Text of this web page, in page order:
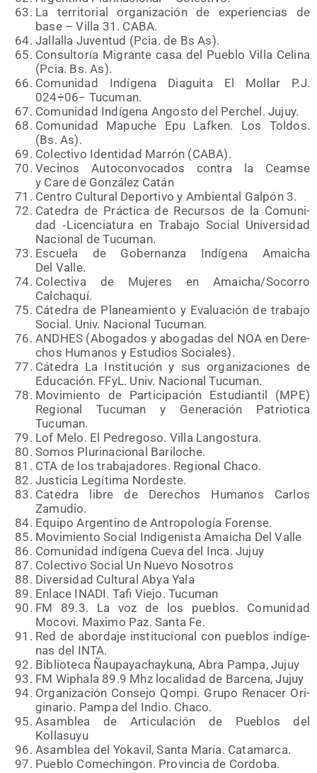
La terri­to­rial orga­ni­za­ción de expe­rien­cias de
base – Villa 31. CABA.
Jalla­lla Juven­tud (Pcia. de Bs As).
Con­sul­to­ría Migran­te casa del Pue­blo Villa Celi­na
(Pcia. Bs. As).
Comu­ni­dad Indí­ge­na Dia­gui­ta El Mollar P.J.
024÷06− Tucuman.
Comu­ni­dad Indí­ge­na Angos­to del Per­chel. Jujuy.
Comu­ni­dad Mapu­che Epu Laf­ken. Los Tol­dos.
(Bs. As).
Colec­ti­vo Iden­ti­dad Marrón (CABA).
Veci­nos Auto­con­vo­ca­dos con­tra la Ceam­se
y Care de Gon­zá­lez Catán
Cen­tro Cul­tu­ral Depor­ti­vo y Ambien­tal Gal­pón 3.
Cate­dra de Prác­ti­ca de Recur­sos de la Comu­ni­
dad ‑Licen­cia­tu­ra en Tra­ba­jo Social Uni­ver­si­dad
Nacio­nal de Tucuman.
Escue­la de Gober­nan­za Indí­ge­na Amai­cha
Del Valle.
Colec­ti­va de Muje­res en Amaicha/​Socorro
Calchaquí.
Cáte­dra de Pla­nea­mien­to y Eva­lua­ción de tra­ba­jo
Social. Univ. Nacio­nal Tucuman.
ANDHES (Abo­ga­dos y abo­ga­das del NOA en Dere­
chos Huma­nos y Estu­dios Sociales).
Cáte­dra La Ins­ti­tu­ción y sus orga­ni­za­cio­nes de
Edu­ca­ción. FFyL. Univ. Nacio­nal Tucuman.
Movi­mien­to de Par­ti­ci­pa­ción Estu­dian­til (MPE)
Regio­nal Tucu­man y Gene­ra­ción Patrio­ti­ca
Tucuman.
Lof Melo. El Pedre­go­so. Villa Langostura.
Somos Plu­ri­na­cio­nal Bariloche.
CTA de los tra­ba­ja­do­res. Regio­nal Chaco.
Jus­ti­cia Legí­ti­ma Nordeste.
Cate­dra libre de Dere­chos Huma­nos Car­los
Zamudio.
Equi­po Argen­tino de Antro­po­lo­gía Forense.
Movi­mien­to Social Indi­ge­nis­ta Amai­cha Del Valle
Comu­ni­dad indí­ge­na Cue­va del Inca. Jujuy
Colec­ti­vo Social Un Nue­vo Nosotros
Diver­si­dad Cul­tu­ral Abya Yala
Enla­ce INADI. Tafi Vie­jo. Tucuman
FM 89.3. La voz de los pue­blos. Comu­ni­dad
Moco­vi. Maxi­mo Paz. San­ta Fe.
Red de abor­da­je ins­ti­tu­cio­nal con pue­blos indí­ge­
nas del INTA.
Biblio­te­ca Ñau­pa­ya­chay­ku­na, Abra Pam­pa, Jujuy
FM Wipha­la 89.9 Mhz loca­li­dad de Bar­ce­na, Jujuy
Orga­ni­za­ción Con­se­jo Qom­pi. Gru­po Rena­cer Ori­
gi­na­rio. Pam­pa del Indio. Chaco.
Asam­blea de Arti­cu­la­ción de Pue­blos del
Kollasuyu
Asam­blea del Yoka­vil, San­ta María. Catamarca.
Pue­blo Come­chin­gon. Pro­vin­cia de Cordoba.